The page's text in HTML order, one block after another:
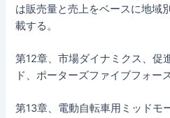
は販売量と売上をベースに地域
載する。
第12章、市場ダイナミクス、促
ド、ポーターズファイブフォー
第13章、電動自転車用ミッドモ